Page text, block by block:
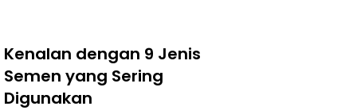
Kenalan dengan 9 Jenis
Semen yang Sering
Digunakan